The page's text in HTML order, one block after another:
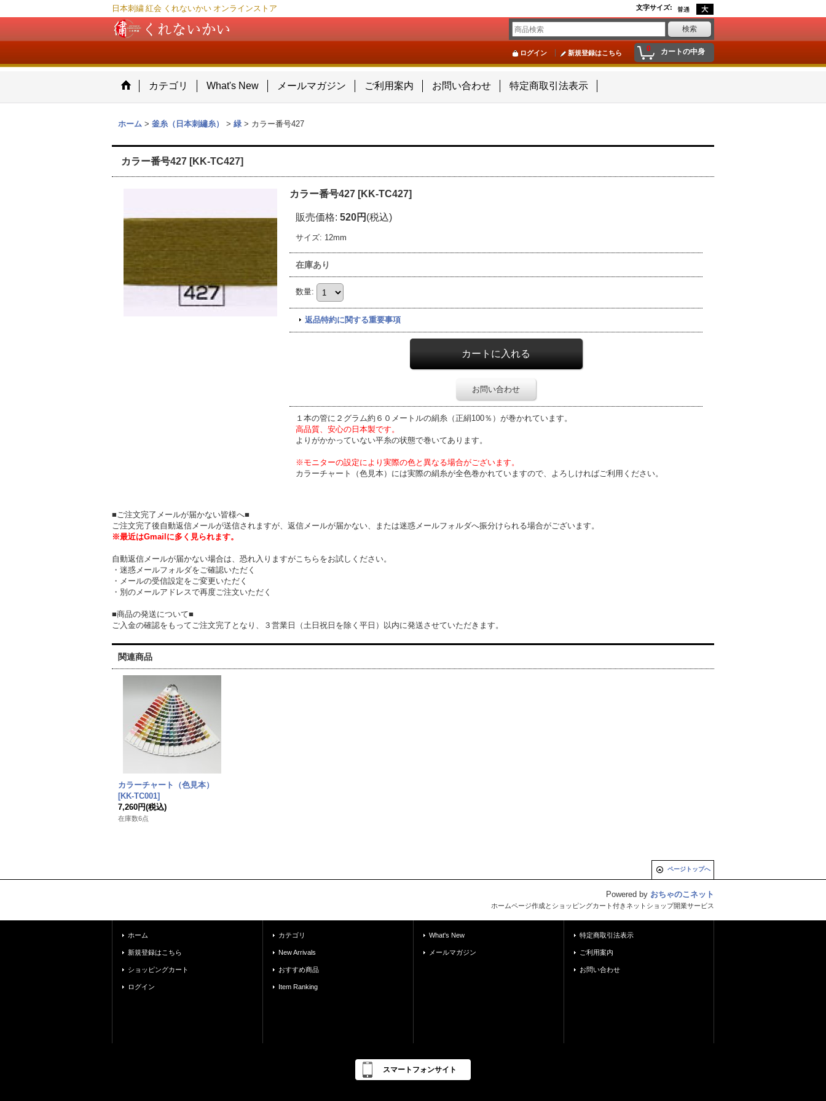
日本刺繍 紅会 くれないかい オンラインストア 文字サイズ:
0 カートの中身
ログイン 新規登録はこちら
カテゴリ What's New メールマガジン ご利用案内 お問い合わせ 特定商取引法表示
ホーム > 釜糸（日本刺繡糸） > 緑 > カラー番号427
カラー番号427 [KK-TC427]
カラー番号427 [KK-TC427]
販売価格: 520円 (税込)
サイズ: 12mm
在庫あり
数量:
返品特約に関する重要事項
お問い合わせ
１本の管に２グラム約６０メートルの絹糸（正絹100％）が巻かれています。
高品質、安心の日本製です。
よりがかかっていない平糸の状態で巻いてあります。
※モニターの設定により実際の色と異なる場合がございます。
カラーチャート（色見本）には実際の絹糸が全色巻かれていますので、よろしければご利用ください。
■ご注文完了メールが届かない皆様へ■
ご注文完了後自動返信メールが送信されますが、返信メールが届かない、または迷惑メールフォルダへ振分けられる場合がございます。
※最近はGmailに多く見られます。
自動返信メールが届かない場合は、恐れ入りますがこちらをお試しください。
・迷惑メールフォルダをご確認いただく
・メールの受信設定をご変更いただく
・別のメールアドレスで再度ご注文いただく
■商品の発送について■
ご入金の確認をもってご注文完了となり、３営業日（土日祝日を除く平日）以内に発送させていただきます。
関連商品
カラーチャート（色見本）
[KK-TC001]
7,260円(税込)
在庫数6点
ページトップへ
Powered by おちゃのこネット
ホームページ作成とショッピングカート付きネットショップ開業サービス
ホーム
新規登録はこちら
ショッピングカート
ログイン
カテゴリ
New Arrivals
おすすめ商品
Item Ranking
What's New
メールマガジン
特定商取引法表示
ご利用案内
お問い合わせ
スマートフォンサイト